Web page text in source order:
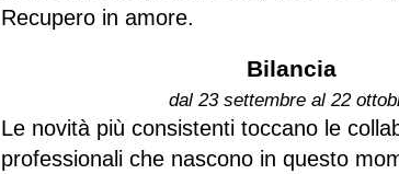
Recupero in amore.
Bilancia
dal 23 settembre al 22
Le novità più consistenti toccano le
professionali che nascono in questo